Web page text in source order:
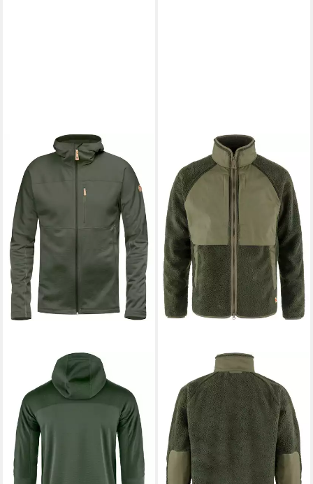
FJÄLLRÄVENFleecejacke
Fleecejacke Abisko Trail
ab 121,99 € UVP159,95 €
-24%